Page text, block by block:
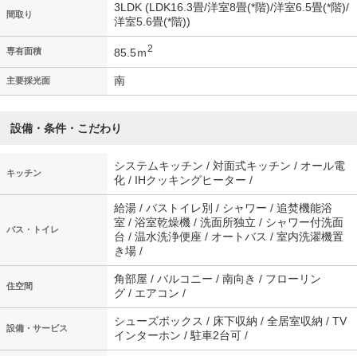
間取り
3LDK (LDK16.3畳/洋室8畳(*階)/洋室6.5畳(*階)/
洋室5.6畳(*階))
専有面積 85.5ｍ2
主要採光面 南
設備・条件・こだわり
キッチン
システムキッチン / 対面式キッチン / オール電
化 / IHクッキングヒーター /
バス・トイレ
給湯 / バストイレ別 / シャワー / 追焚機能浴
室 / 浴室乾燥機 / 洗面所独立 / シャワー付洗面
台 / 温水洗浄便座 / オートバス / 室内洗濯機置
き場 /
住空間
角部屋 / バルコニー / 南向き / フローリン
グ / エアコン /
設備・サービス
シューズボックス / 床下収納 / 全居室収納 / TV
インターホン / 駐車2台可 /